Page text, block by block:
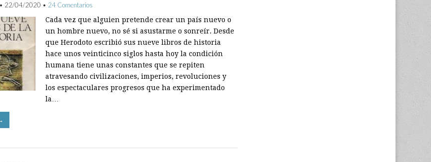
• 22/04/2020 • 24 Comentarios
Cada vez que alguien pretende crear un país nuevo o
un hombre nuevo, no sé si asustarme o sonreír. Desde
que Herodoto escribió sus nueve libros de historia
hace unos veinticinco siglos hasta hoy la condición
humana tiene unas constantes que se repiten
atravesando civilizaciones, imperios, revoluciones y
los espectaculares progresos que ha experimentado
la…